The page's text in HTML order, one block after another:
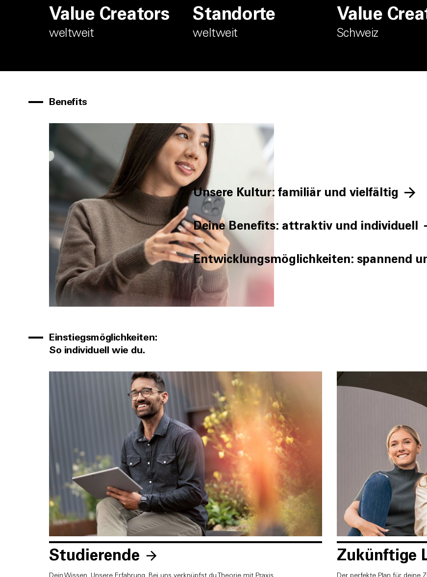
Value Creators
weltweit
Standorte
weltweit
Value
Schweiz
Benefits
Unsere Kultur: familiär und vielfältig
Deine Benefits: attraktiv und individuell
Entwicklungs­möglich­keiten: spannend
Einstiegsmöglichkeiten:
So individuell wie du.
Studierende Zukünftige